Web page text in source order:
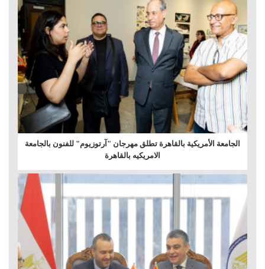
الجامعة الأمريكية بالقاهرة تطلق مهرجان "آرتوزيوم" للفنون بالجامعة
الامريكيه بالقاهرة